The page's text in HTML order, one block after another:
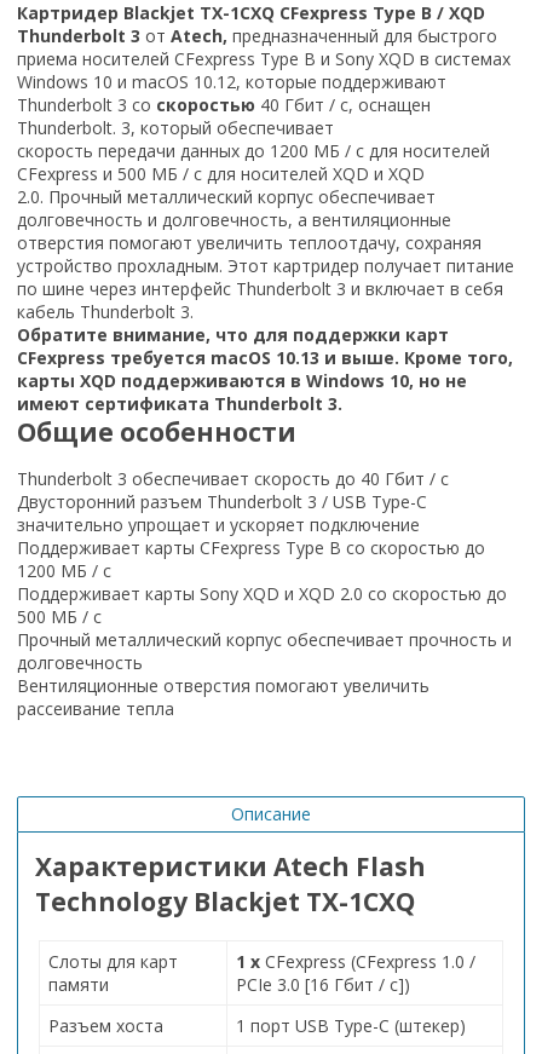
Картридер Blackjet TX-1CXQ CFexpress Type B / XQD
Thunderbolt 3 от Atech, предназначенный для быстрого
приема носителей CFexpress Type B и Sony XQD в системах
Windows 10 и macOS 10.12, которые поддерживают
Thunderbolt 3 со скоростью 40 Гбит / с, оснащен
Thunderbolt. 3, который обеспечивает
скорость передачи данных до 1200 МБ / с для носителей
CFexpress и 500 МБ / с для носителей XQD и XQD
2.0. Прочный металлический корпус обеспечивает
долговечность и долговечность, а вентиляционные
отверстия помогают увеличить теплоотдачу, сохраняя
устройство прохладным. Этот картридер получает питание
по шине через интерфейс Thunderbolt 3 и включает в себя
кабель Thunderbolt 3.
Обратите внимание, что для поддержки карт
CFexpress требуется macOS 10.13 и выше. Кроме того,
карты XQD поддерживаются в Windows 10, но не
имеют сертификата Thunderbolt 3.
Общие особенности
Thunderbolt 3 обеспечивает скорость до 40 Гбит / с
Двусторонний разъем Thunderbolt 3 / USB Type-C
значительно упрощает и ускоряет подключение
Поддерживает карты CFexpress Type B со скоростью до
1200 МБ / с
Поддерживает карты Sony XQD и XQD 2.0 со скоростью до
500 МБ / с
Прочный металлический корпус обеспечивает прочность и
долговечность
Вентиляционные отверстия помогают увеличить
рассеивание тепла
Описание
Характеристики Atech Flash
Technology Blackjet TX-1CXQ
Слоты для карт
памяти
1 x CFexpress (CFexpress 1.0 /
PCIe 3.0 [16 Гбит / с])
Разъем хоста
1 порт USB Type-C (штекер)